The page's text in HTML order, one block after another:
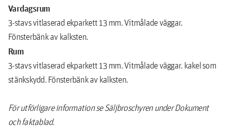
Vardagsrum
3-stavs vitlaserad ekparkett 13 mm. Vitmålade väggar.
Fönsterbänk av kalksten.
Rum
3-stavs vitlaserad ekparkett 13 mm. Vitmålade väggar. kakel som
stänkskydd. Fönsterbänk av kalksten.
För utförligare information se Säljbroschyren under Dokument
och faktablad.